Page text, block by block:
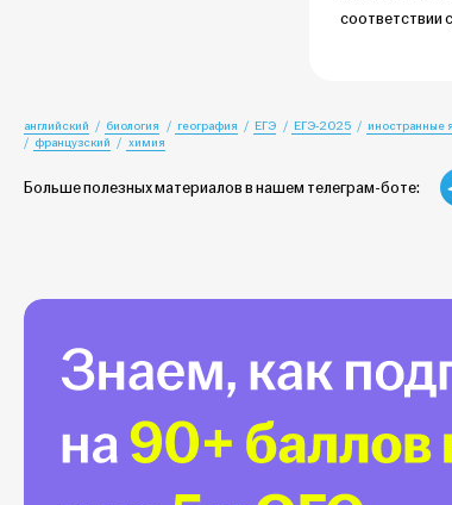
соответствии
английский биология география ЕГЭ ЕГЭ-2025 иностранные
французский
химия
Больше полезных материалов в нашем телеграм-боте: